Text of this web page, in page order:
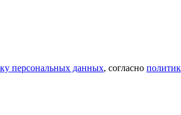
персональных данных, согласно